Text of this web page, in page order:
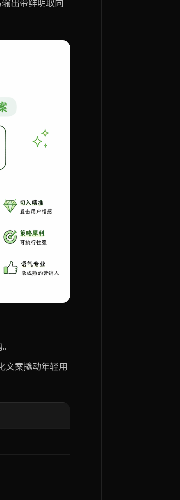
出带鲜明取向
文案撬动年轻用